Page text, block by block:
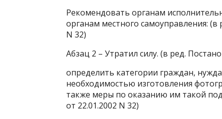
Рекомендовать органам
органам местного самоуправления:
N 32)
Абзац 2 – Утратил силу. (в ред.
определить категории граждан,
необходимостью изготовления
также меры по оказанию им такой
от 22.01.2002 N 32)